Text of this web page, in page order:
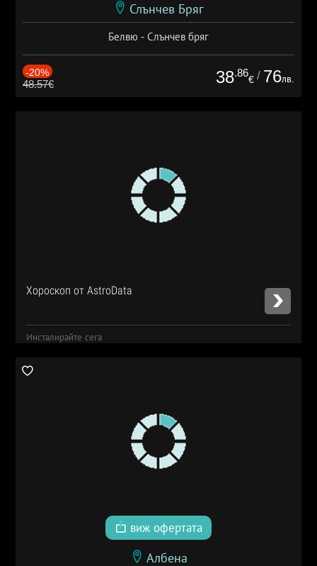
Слънчев Бряг
Белвю - Слънчев бряг
-20%
48.57€ 38.86
€ / 76лв.
Хороскоп от AstroData
Инсталирайте сега
виж офертата
Албена